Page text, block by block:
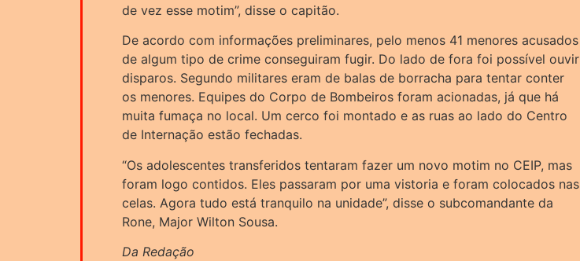
de vez esse motim”, disse o capitão.
De acordo com informações preliminares, pelo menos 41 menores acusados
de algum tipo de crime conseguiram fugir. Do lado de fora foi possível ouvir
disparos. Segundo militares eram de balas de borracha para tentar conter
os menores. Equipes do Corpo de Bombeiros foram acionadas, já que há
muita fumaça no local. Um cerco foi montado e as ruas ao lado do Centro
de Internação estão fechadas.
“Os adolescentes transferidos tentaram fazer um novo motim no CEIP, mas
foram logo contidos. Eles passaram por uma vistoria e foram colocados nas
celas. Agora tudo está tranquilo na unidade”, disse o subcomandante da
Rone, Major Wilton Sousa.
Da Redação